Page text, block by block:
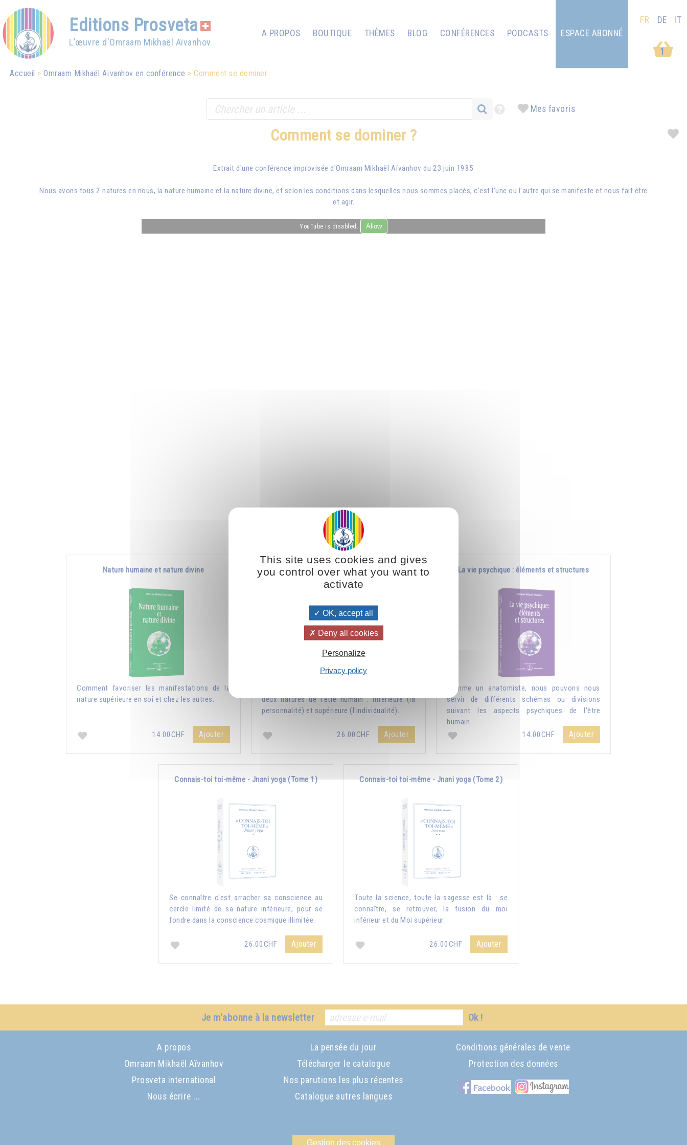
Editions Prosveta
L'œuvre d'Omraam Mikhaël Aïvanhov
A PROPOS BOUTIQUE THÈMES BLOG CONFÉRENCES
PODCASTS
1
ESPACE ABONNÉ
FR DE IT
Accueil Omraam Mikhaël Aïvanhov en conférence Comment se dominer
Mes favoris
Comment se dominer ?
Extrait d'une conférence improvisée d'Omraam Mikhaël Aïvanhov du 23 juin 1985
Nous avons tous 2 natures en nous, la nature humaine et la nature divine, et selon les conditions dans lesquelles nous sommes placés, c'est l'une ou l'autre qui se manifeste et nous fait être
et agir.
YouTube is disabled. Allow
Quelques références sur le sujet
Nature humaine et nature divine
Comment favoriser les manifestations de la
nature supérieure en soi et chez les autres.
14.00CHF Ajouter
La clef essentielle pour résoudre les problèmes
de l'existence
deux natures de l'être humain : inférieure (la
personnalité) et supérieure (l'individualité).
26.00CHF Ajouter
La vie psychique : éléments et structures
Comme un anatomiste, nous pouvons nous
servir de différents schémas ou divisions
suivant les aspects psychiques de l'être
humain.
14.00CHF
Ajouter
Connais-toi toi-même - Jnani yoga (Tome 1)
Se connaître c'est arracher sa conscience au
cercle limité de sa nature inférieure, pour se
fondre dans la conscience cosmique illimitée.
26.00CHF Ajouter
Connais-toi toi-même - Jnani yoga (Tome 2)
Toute la science, toute la sagesse est là : se
connaître, se retrouver, la fusion du moi
inférieur et du Moi supérieur.
26.00CHF Ajouter
Je m'abonne à la newsletter Ok !
A propos
Omraam Mikhaël Aïvanhov
Prosveta international
Nous écrire ...
La pensée du jour
Télécharger le catalogue
Nos parutions les plus récentes
Catalogue autres langues
Conditions générales de vente
Protection des données
Gestion des cookies
This site uses cookies and gives
you control over what you want to
activate
OK, accept all
Deny all cookies
Personalize
Privacy policy